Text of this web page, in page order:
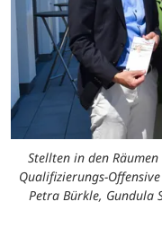
Stellten in den
Qualifizierungs-
Petra Bürkle, Gundula